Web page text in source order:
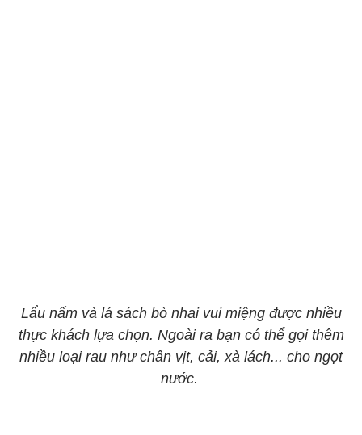
Lẩu nấm và lá sách bò nhai vui miệng được nhiều
thực khách lựa chọn. Ngoài ra bạn có thể gọi thêm
nhiều loại rau như chân vịt, cải, xà lách... cho ngọt
nước.